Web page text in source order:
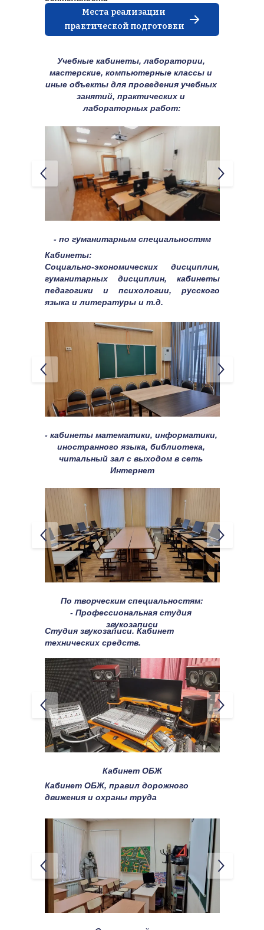
Места реализации
практической подготовки
Учебные кабинеты, лаборатории,
мастерские, компьютерные классы и
иные объекты для проведения учебных
занятий, практических и
лабораторных работ:
- по техническим специальностям /
профессиям
- по гуманитарным специальностям
Кабинеты:
Социально-экономических дисциплин,
гуманитарных дисциплин, кабинеты
педагогики и психологии, русского
языка и литературы и т.д.
- кабинеты математики, информатики,
иностранного языка, библиотека,
читальный зал с выходом в сеть
Интернет
По творческим специальностям:
- Профессиональная студия
звукозаписи
Студия звукозаписи. Кабинет
технических средств.
Кабинет ОБЖ
Кабинет ОБЖ, правил дорожного
движения и охраны труда